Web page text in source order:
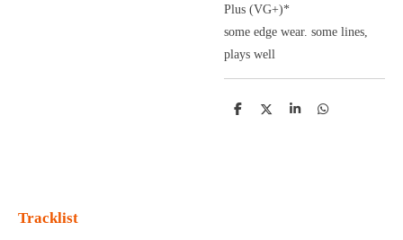
Plus (VG+)*
some edge wear. some lines,
plays well
D
D
S
D
Tracklist